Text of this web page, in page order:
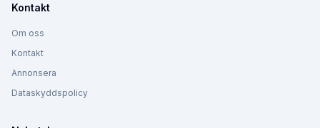
Kontakt
Om oss
Kontakt
Annonsera
Dataskyddspolicy